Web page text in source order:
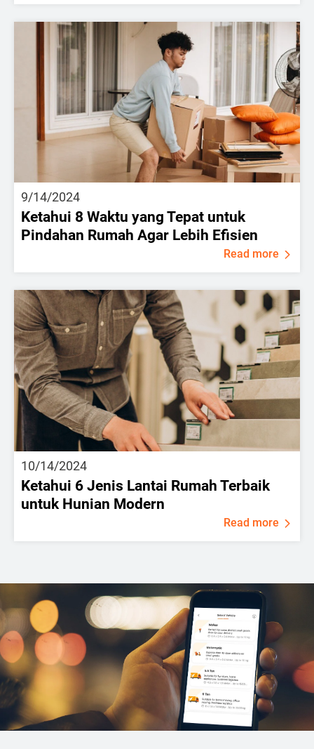
9/14/2024
Ketahui 8 Waktu yang Tepat untuk
Pindahan Rumah Agar Lebih Efisien
Read more
10/14/2024
Ketahui 6 Jenis Lantai Rumah Terbaik
untuk Hunian Modern
Read more